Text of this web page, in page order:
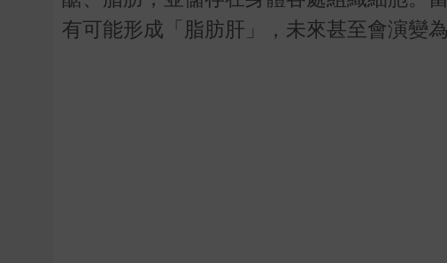
有可能形成「脂肪肝」，未來甚至會演變